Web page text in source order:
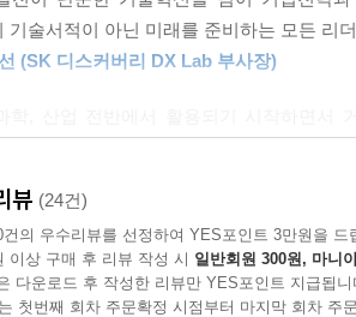
개인비서, 폴라리스 오피스 AI | 노바 AI
성 | AI 고급 기능 ②－텍스트 투 이미지로
인포그래픽 들어간 통계 PPT 만들기
로 숫자 맞히기 게임 만들기 | 커서 AI로 테
AI를 내 맞춤형으로, 파인튜닝
그_AI 네이티브 세대와 함께
가지 트렌드들이 우리의 일과 삶에 어떤
전략들도 엿볼 수 있을 것이다.
게 지원하는지를 실제 사례와 함께 소개한
여 더 나은 결과를 얻을 수 있는지에 대한 가
맞춤형 챗봇 만들기, 실용적 예제와 팁이
기술서적이 아닌 미래를 준비하는 모든 리
(SK 디스커버리 DX Lab 부사장)
』(트렌드&활용백과)에 소개된 AI 도
적용할 수 있는 훌륭한 참고서.
(KBS 기자, KBS T-타임 MC)
뷰 (24건)
건의 우수리뷰를 선정하여 YES포인트 3만원을 드
이상 구매 후 리뷰 작성 시 일반회원 300원, 마니
다운로드 후 작성한 리뷰만 YES포인트 지급됩니
첫번째 회차 주문확정 시점부터 마지막 회차 주